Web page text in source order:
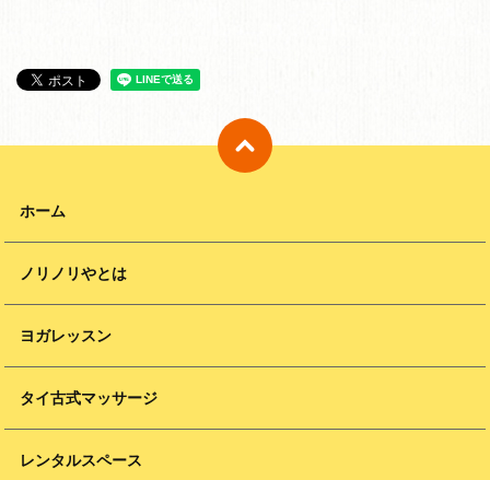
ホーム
ノリノリやとは
ヨガレッスン
タイ古式マッサージ
レンタルスペース